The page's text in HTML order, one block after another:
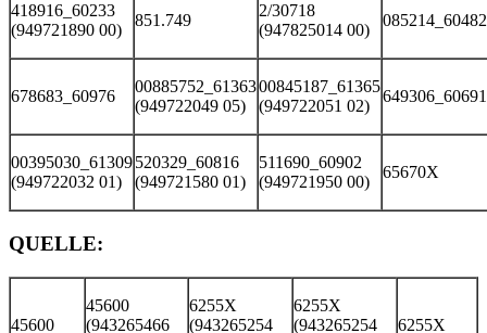
418916_60233
(949721890 00)
851.749
2/30718
(947825014 00)
085214_60482
678683_60976
00885752_61363
(949722049 05)
00845187_61365
(949722051 02)
649306_60691
00395030_61309
(949722032 01)
520329_60816
(949721580 01)
511690_60902
(949721950 00)
65670X
QUELLE:
45600
45600
(943265466
6255X
(943265254
6255X
(943265254
6255X